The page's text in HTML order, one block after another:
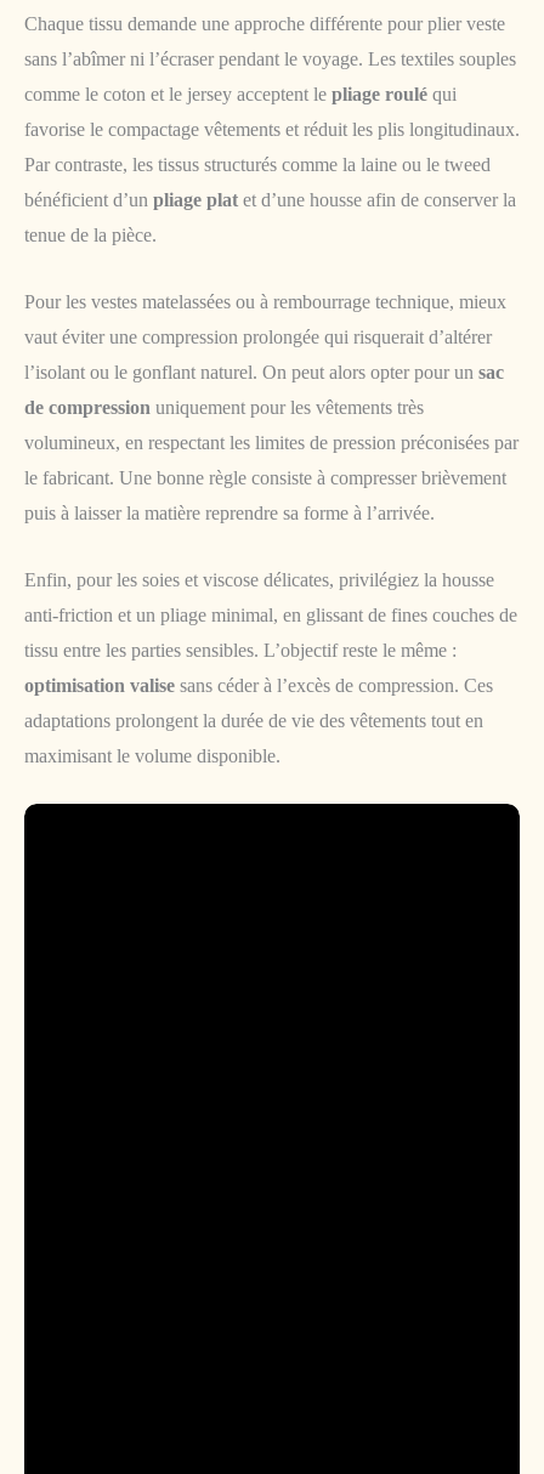
Chaque tissu demande une approche différente pour plier veste
sans l’abîmer ni l’écraser pendant le voyage. Les textiles souples
comme le coton et le jersey acceptent le pliage roulé qui
favorise le compactage vêtements et réduit les plis longitudinaux.
Par contraste, les tissus structurés comme la laine ou le tweed
bénéficient d’un pliage plat et d’une housse afin de conserver la
tenue de la pièce.
Pour les vestes matelassées ou à rembourrage technique, mieux
vaut éviter une compression prolongée qui risquerait d’altérer
l’isolant ou le gonflant naturel. On peut alors opter pour un sac
de compression uniquement pour les vêtements très
volumineux, en respectant les limites de pression préconisées par
le fabricant. Une bonne règle consiste à compresser brièvement
puis à laisser la matière reprendre sa forme à l’arrivée.
Enfin, pour les soies et viscose délicates, privilégiez la housse
anti-friction et un pliage minimal, en glissant de fines couches de
tissu entre les parties sensibles. L’objectif reste le même :
optimisation valise sans céder à l’excès de compression. Ces
adaptations prolongent la durée de vie des vêtements tout en
maximisant le volume disponible.